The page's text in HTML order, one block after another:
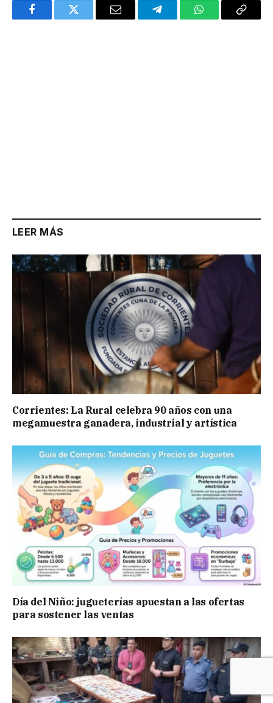
FacebookTwitter Email TelegramWhatsAppCopy
LEER MÁS
Corrientes: La Rural celebra 90 años con una
megamuestra ganadera, industrial y artística
Día del Niño: jugueterías apuestan a las ofertas
para sostener las ventas